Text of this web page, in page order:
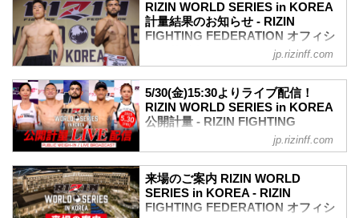
RIZIN WORLD SERIES in KOREA
計量結果のお知らせ - RIZIN
FIGHTING FEDERATION オフィシ
て開催されるRIZIN WORLD SERIES in
KOREAの公開計量が、PARADISE CITY
にて行われた。
ァンが見つめる中フェイスオフが行われ
た。緊張感に満ちた公開計量の様子は
RIZIN FF公式Youtubeチャンネルで公開
中！大会前に必ずチェックしよう！
第9試合／大原樹理 vs. ジョニー・ケース
jp.rizinff.com
5/30(金)15:30よりライブ配信！
RIZIN WORLD SERIES in KOREA
公開計量 - RIZIN FIGHTING
FEDERATION オフィシャルサイト
SERIES in KOREAの公開計量が行われる
ぞ！公開計量の様子はYouTubeでライブ
配信される予定だ！
jp.rizinff.com
来場のご案内 RIZIN WORLD
SERIES in KOREA - RIZIN
FIGHTING FEDERATION オフィシ